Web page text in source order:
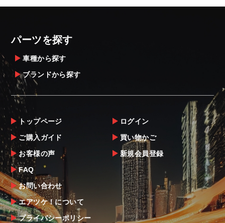
パーツを探す
車種から探す
ブランドから探す
トップページ
ご購入ガイド
お客様の声
FAQ
お問い合わせ
エアツケ！について
プライバシーポリシー
ログイン
買い物かご
新規会員登録